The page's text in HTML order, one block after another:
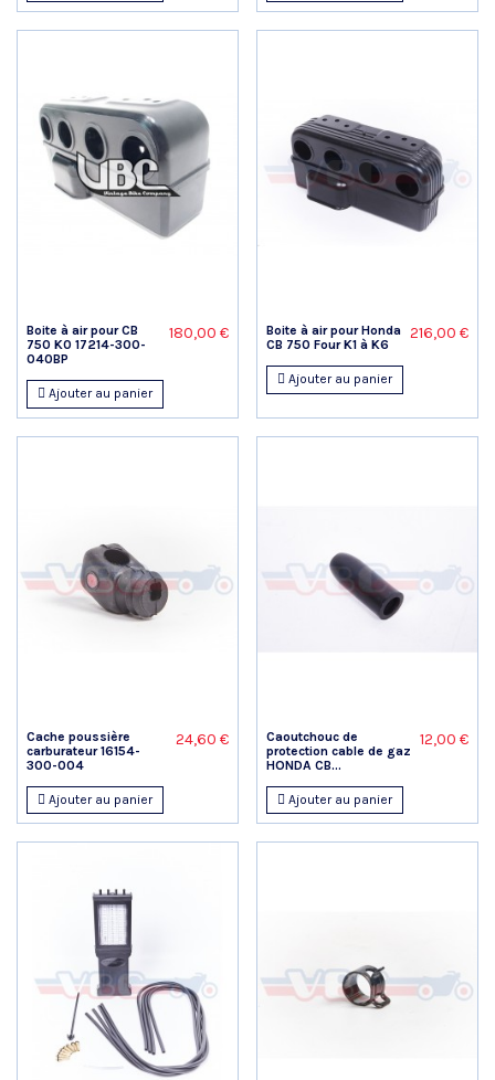
Boite à air pour CB
750 K0 17214-300-
040BP
180,00 €
Ajouter au panier
Boite à air pour Honda
CB 750 Four K1 à K6
216,00 €
Ajouter au panier
Cache poussière
carburateur 16154-
300-004
24,60 €
Ajouter au panier
Caoutchouc de
protection cable de gaz
HONDA CB...
12,00 €
Ajouter au panier